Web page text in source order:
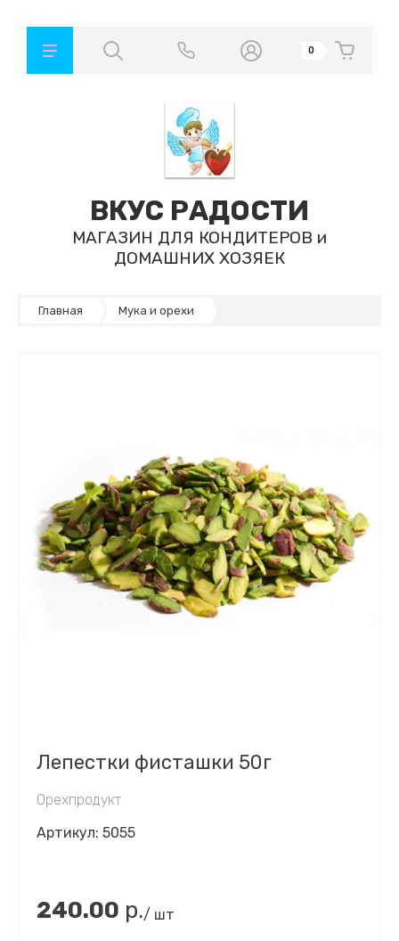
ВКУС РАДОСТИ
МАГАЗИН ДЛЯ КОНДИТЕРОВ и
ДОМАШНИХ ХОЗЯЕК
0
Главная Мука и орехи
Лепестки фисташки 50г
Орехпродукт
Артикул: 5055
240.00 р./ шт